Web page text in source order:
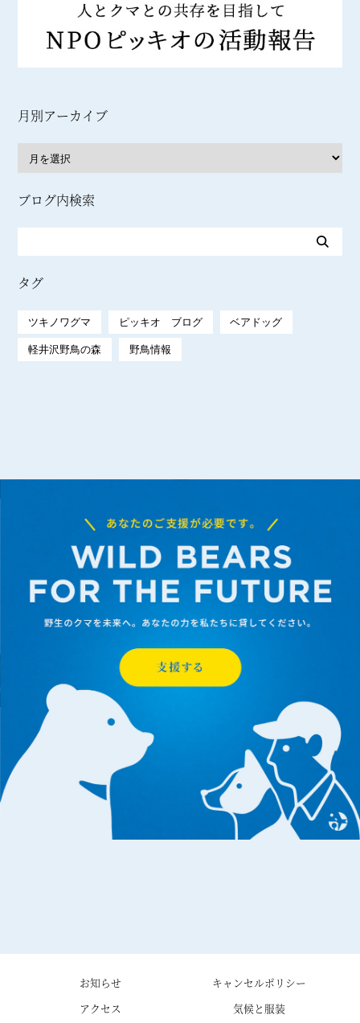
月別アーカイブ
ブログ内検索
タグ
ツキノワグマ ピッキオ ブログ ベアドッグ
軽井沢野鳥の森 野鳥情報
お知らせ
キャンセルポリシー
アクセス
気候と服装